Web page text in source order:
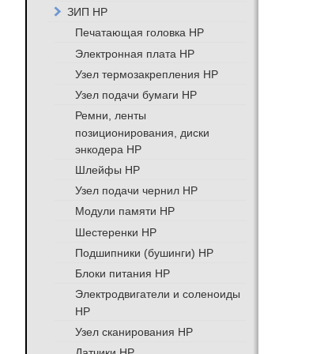
ЗИП HP
Печатающая головка HP
Электронная плата HP
Узел термозакрепления HP
Узел подачи бумаги HP
Ремни, ленты
позиционирования, диски
энкодера HP
Шлейфы HP
Узел подачи чернил HP
Модули памяти HP
Шестеренки HP
Подшипники (бушинги) HP
Блоки питания HP
Электродвигатели и соленоиды
HP
Узел сканирования HP